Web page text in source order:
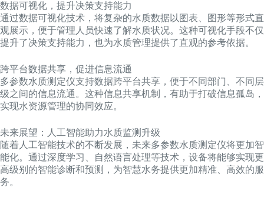
数据可视化，提升决策支持能力
通过数据可视化技术，将复杂的水质数据以图表、图形等形式直
观展示，便于管理人员快速了解水质状况。这种可视化手段不仅
提升了决策支持能力，也为水质管理提供了直观的参考依据。
跨平台数据共享，促进信息流通
多参数水质测定仪支持数据跨平台共享，便于不同部门、不同层
级之间的信息流通。这种信息共享机制，有助于打破信息孤岛，
实现水资源管理的协同效应。
未来展望：人工智能助力水质监测升级
随着人工智能技术的不断发展，未来多参数水质测定仪将更加智
能化。通过深度学习、自然语言处理等技术，设备将能够实现更
高级别的智能诊断和预测，为智慧水务提供更加精准、高效的服
务。